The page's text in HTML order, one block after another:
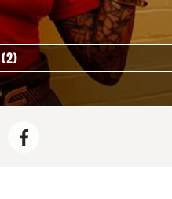
(2)